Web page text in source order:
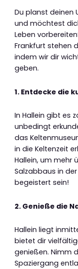
Du planst deinen
und möchtest
Leben
Frankfurt stehen
indem wir dir
geben.
1. Entdecke die
In Hallein gibt es
unbedingt
das
in die Keltenzeit
Hallein, um mehr
Salzabbaus in
begeistert sein!
2. Genieße die
Hallein liegt
bietet dir
genießen. Nimm
Spaziergang